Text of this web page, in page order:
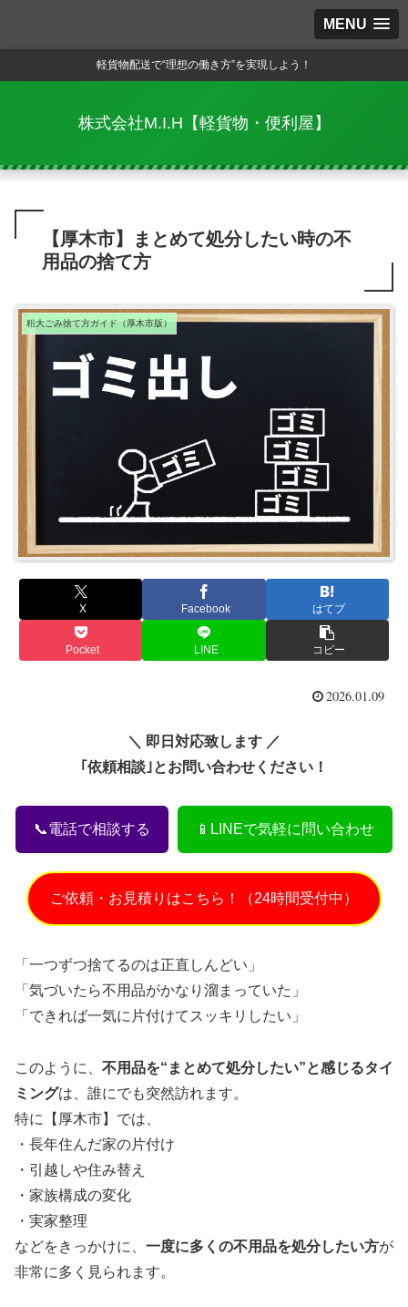
MENU
軽貨物配送で“理想の働き方”を実現しよう！
株式会社M.I.H【軽貨物・便利屋】
【厚木市】まとめて処分したい時の不
用品の捨て方
粗大ごみ捨て方ガイド（厚木市版）
X Facebook はてブ
Pocket LINE コピー
2026.01.09
＼ 即日対応致します ／
｢依頼相談｣とお問い合わせください！
📞電話で相談する 📱LINEで気軽に問い合わせ
ご依頼・お見積りはこちら！（24時間受付中）
「一つずつ捨てるのは正直しんどい」
「気づいたら不用品がかなり溜まっていた」
「できれば一気に片付けてスッキリしたい」
このように、 不用品を“まとめて処分したい”と感じるタイ
ミングは、誰にでも突然訪れます。
特に【厚木市】では、
・長年住んだ家の片付け
・引越しや住み替え
・家族構成の変化
・実家整理
などをきっかけに、 一度に多くの不用品を処分したい方が
非常に多く見られます。